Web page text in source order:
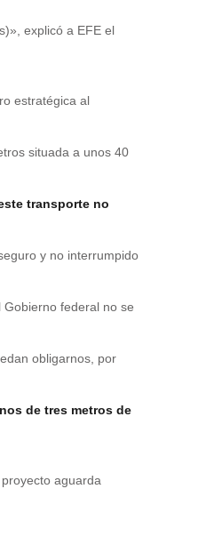
explicó a EFE el
estratégica al
situada a unos 40
transporte no
y no interrumpido
federal no se
obligarnos, por
de tres metros de
aguarda